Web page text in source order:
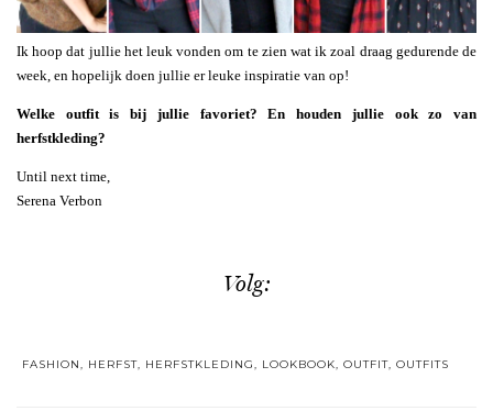
Ik hoop dat jullie het leuk vonden om te zien wat ik zoal draag gedurende de
week, en hopelijk doen jullie er leuke inspiratie van op!
Welke outfit is bij jullie favoriet? En houden jullie ook zo van
herfstkleding?
Until next time,
Serena Verbon
Volg:
FASHION, HERFST, HERFSTKLEDING, LOOKBOOK, OUTFIT, OUTFITS